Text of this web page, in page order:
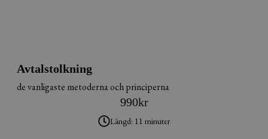
Avtalstolkning
de vanligaste metoderna och principerna
990kr
Längd: 11 minuter